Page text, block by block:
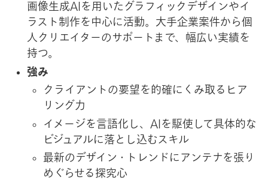
画像生成AIを用いたグラフィックデザインやイ
ラスト制作を中心に活動。大手企業案件から個
人クリエイターのサポートまで、幅広い実績を
持つ。
強み
クライアントの要望を的確にくみ取るヒア
リング力
イメージを言語化し、AIを駆使して具体的な
ビジュアルに落とし込むスキル
最新のデザイン・トレンドにアンテナを張り
めぐらせる探究心